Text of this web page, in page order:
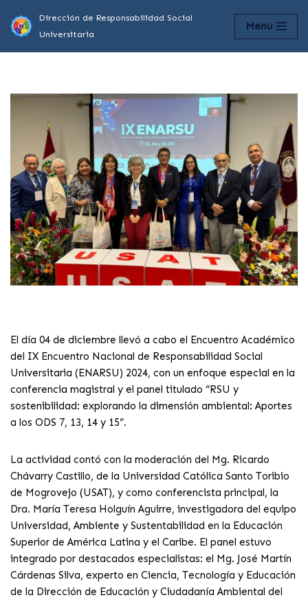
Saltar
al
Dirección de Responsabilidad Social
Universitaria
Menu
El día 04 de diciembre llevó a cabo el Encuentro Académico
del IX Encuentro Nacional de Responsabilidad Social
Universitaria (ENARSU) 2024, con un enfoque especial en la
conferencia magistral y el panel titulado “RSU y
sostenibilidad: explorando la dimensión ambiental: Aportes
a los ODS 7, 13, 14 y 15”.
La actividad contó con la moderación del Mg. Ricardo
Chávarry Castillo, de la Universidad Católica Santo Toribio
de Mogrovejo (USAT), y como conferencista principal, la
Dra. María Teresa Holguín Aguirre, investigadora del equipo
Universidad, Ambiente y Sustentabilidad en la Educación
Superior de América Latina y el Caribe. El panel estuvo
integrado por destacados especialistas: el Mg. José Martín
Cárdenas Silva, experto en Ciencia, Tecnología y Educación
de la Dirección de Educación y Ciudadanía Ambiental del